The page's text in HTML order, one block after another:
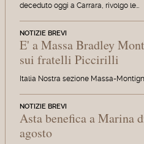
deceduto oggi a Carrara, rivolgo le…
NOTIZIE BREVI
E' a Massa Bradley
sui fratelli Piccirilli
Italia Nostra sezione Massa-
NOTIZIE BREVI
Asta benefica a Marina
agosto